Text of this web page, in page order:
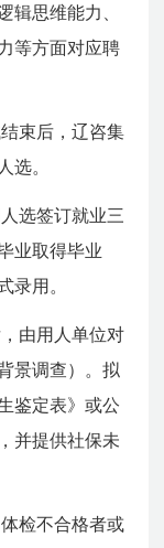
辑思维能力、
等方面对应聘
束后，辽咨集
选。
选签订就业三
业取得毕业
录用。
由用人单位对
景调查）。拟
鉴定表》或公
并提供社保未
检不合格者或